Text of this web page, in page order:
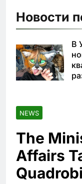
Новости
В
NEWS
The
Affairs